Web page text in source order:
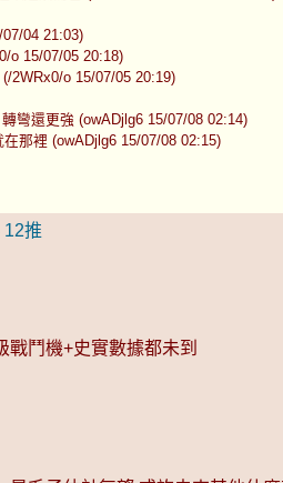
04 21:03)
o 15/07/05 20:18)
2WRx0/o 15/07/05 20:19)
彎還更強 (owADjlg6 15/07/08 02:14)
那裡 (owADjlg6 15/07/08 02:15)
12推
鬥機+史實數據都未到